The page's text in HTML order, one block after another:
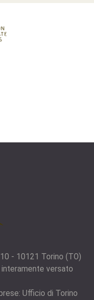
IN OUTSOURCING
- 10121 Torino (TO)
interamente versato
Ufficio di Torino